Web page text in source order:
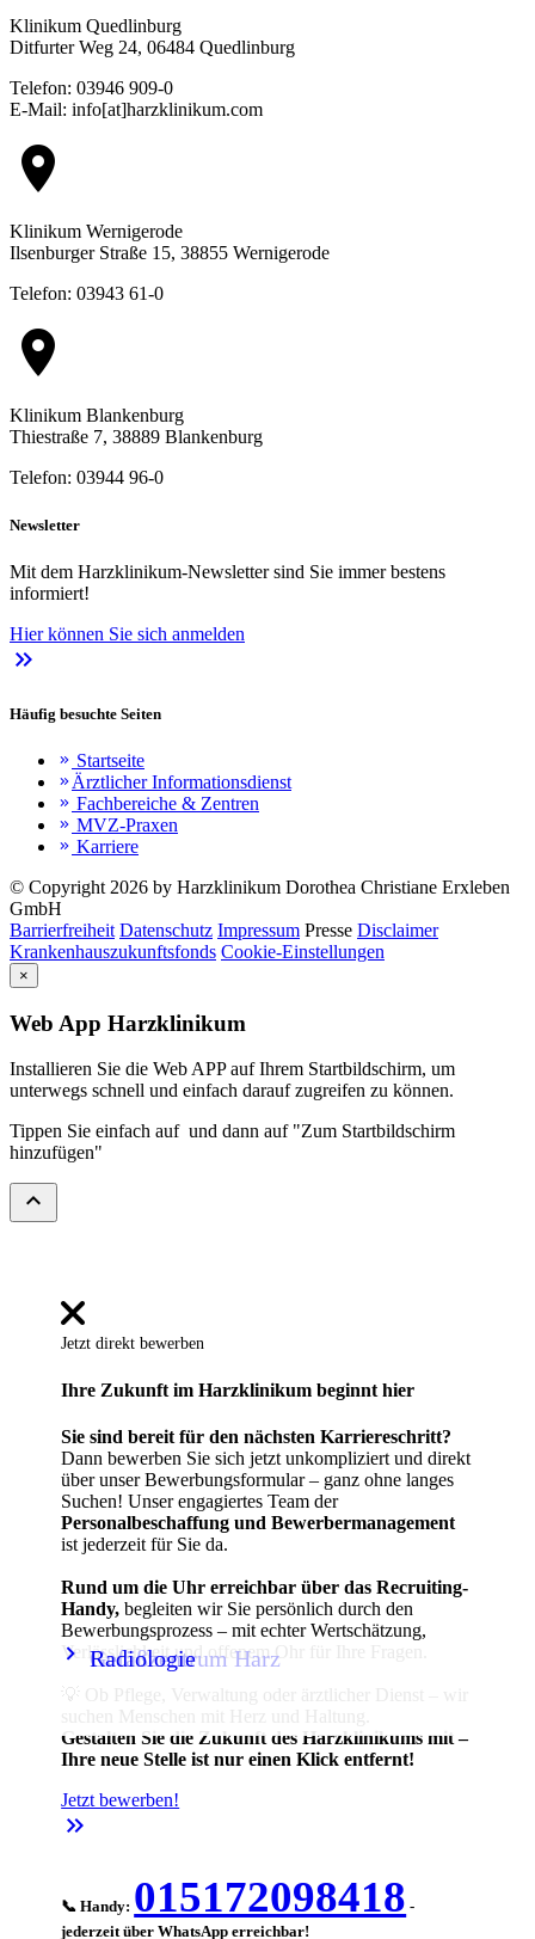
keyboard_arrow_right Gefäßzentrum Harz
keyboard_arrow_right Radiologie
Klinikum Quedlinburg
Ditfurter Weg 24, 06484 Quedlinburg
Telefon: 03946 909-0
E-Mail: info[at]harzklinikum.com
location_on
Klinikum Wernigerode
Ilsenburger Straße 15, 38855 Wernigerode
Telefon: 03943 61-0
location_on
Klinikum Blankenburg
Thiestraße 7, 38889 Blankenburg
Telefon: 03944 96-0
Newsletter
Mit dem Harzklinikum-Newsletter sind Sie immer bestens
informiert!
Hier können Sie sich anmelden
keyboard_double_arrow_right
Häufig besuchte Seiten
keyboard_double_arrow_right Startseite
keyboard_double_arrow_right Ärztlicher Informationsdienst
keyboard_double_arrow_right Fachbereiche & Zentren
keyboard_double_arrow_right MVZ-Praxen
keyboard_double_arrow_right Karriere
© Copyright 2026 by Harzklinikum Dorothea Christiane Erxleben
GmbH
Barrierfreiheit Datenschutz Impressum Presse Disclaimer
Krankenhauszukunftsfonds Cookie-Einstellungen
×
Web App Harzklinikum
Installieren Sie die Web APP auf Ihrem Startbildschirm, um
unterwegs schnell und einfach darauf zugreifen zu können.
Tippen Sie einfach auf und dann auf "Zum Startbildschirm
hinzufügen"
expand_less
Jetzt direkt bewerben
Ihre Zukunft im Harzklinikum beginnt hier
Sie sind bereit für den nächsten Karriereschritt?
Dann bewerben Sie sich jetzt unkompliziert und direkt
über unser Bewerbungsformular – ganz ohne langes
Suchen! Unser engagiertes Team der
Personalbeschaffung und Bewerbermanagement
ist jederzeit für Sie da.
Rund um die Uhr erreichbar über das Recruiting-
Handy, begleiten wir Sie persönlich durch den
Bewerbungsprozess – mit echter Wertschätzung,
Verlässlichkeit und offenem Ohr für Ihre Fragen.
Gestalten Sie die Zukunft des Harzklinikums mit –
Ihre neue Stelle ist nur einen Klick entfernt!
Jetzt bewerben!
keyboard_double_arrow_right
📞 Handy: 015172098418 -
jederzeit über WhatsApp erreichbar!